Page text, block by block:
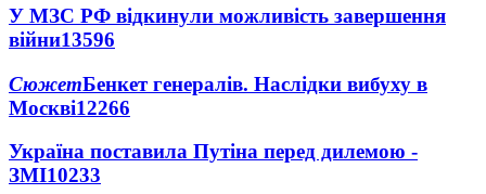
У МЗС РФ відкинули можливість завершення
війни13596
СюжетБенкет генералів. Наслідки вибуху в
Москві12266
Україна поставила Путіна перед дилемою -
ЗМІ10233